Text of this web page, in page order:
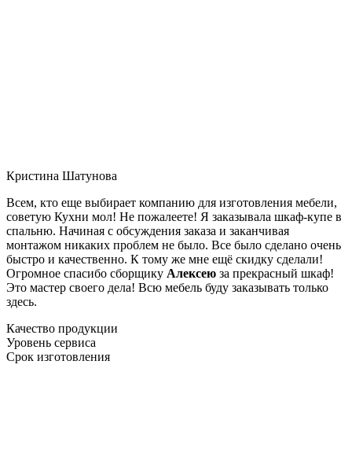
Кристина Шатунова
Всем, кто еще выбирает компанию для изготовления мебели,
советую Кухни мол! Не пожалеете! Я заказывала шкаф-купе в
спальню. Начиная с обсуждения заказа и заканчивая
монтажом никаких проблем не было. Все было сделано очень
быстро и качественно. К тому же мне ещё скидку сделали!
Огромное спасибо сборщику Алексею за прекрасный шкаф!
Это мастер своего дела! Всю мебель буду заказывать только
здесь.
Качество продукции
Уровень сервиса
Срок изготовления